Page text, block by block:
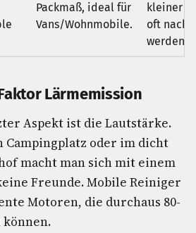
Packmaß, ideal für
Vans/Wohnmobile.
kleiner
oft
werden.
Lärmemission
Aspekt ist die Lautstärke.
oder im dicht
macht man sich mit einem
Freunde. Mobile Reiniger
Motoren, die durchaus 80-
können.